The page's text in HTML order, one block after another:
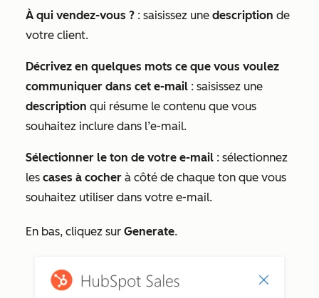
À qui vendez-vous ? : saisissez une description de
votre client.
Décrivez en quelques mots ce que vous voulez
communiquer dans cet e-mail : saisissez une
description qui résume le contenu que vous
souhaitez inclure dans l’e-mail.
Sélectionner le ton de votre e-mail : sélectionnez
les cases à cocher à côté de chaque ton que vous
souhaitez utiliser dans votre e-mail.
En bas, cliquez sur Generate.